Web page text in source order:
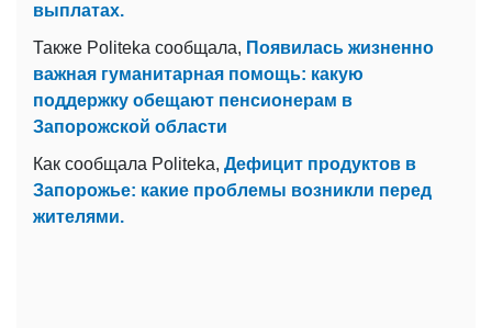
выплатах.
Также Politeka сообщала, Появилась жизненно
важная гуманитарная помощь: какую
поддержку обещают пенсионерам в
Запорожской области
Как сообщала Politeka, Дефицит продуктов в
Запорожье: какие проблемы возникли перед
жителями.